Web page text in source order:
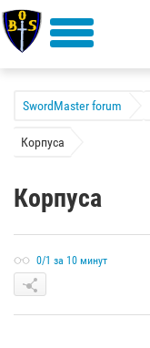
SwordMaster forum
Корпуса
Корпуса
0/1 за 10 минут